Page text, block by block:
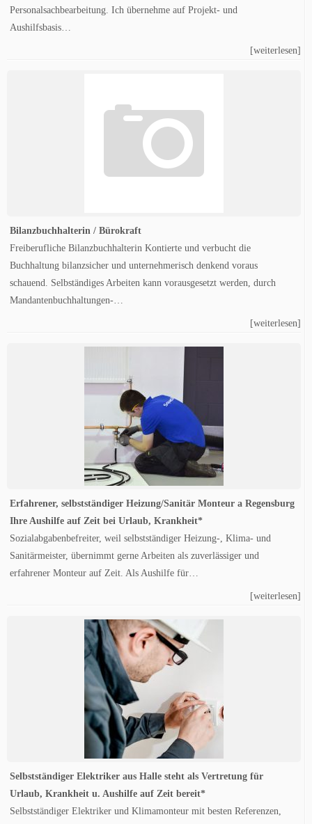
Personalsachbearbeitung. Ich übernehme auf Projekt- und
Aushilfsbasis…
[weiterlesen]
Bilanzbuchhalterin / Bürokraft
Freiberufliche Bilanzbuchhalterin Kontierte und verbucht die
Buchhaltung bilanzsicher und unternehmerisch denkend voraus
schauend. Selbständiges Arbeiten kann vorausgesetzt werden, durch
Mandantenbuchhaltungen-…
[weiterlesen]
Erfahrener, selbstständiger Heizung/Sanitär Monteur a Regensburg
Ihre Aushilfe auf Zeit bei Urlaub, Krankheit*
Sozialabgabenbefreiter, weil selbstständiger Heizung-, Klima- und
Sanitärmeister, übernimmt gerne Arbeiten als zuverlässiger und
erfahrener Monteur auf Zeit. Als Aushilfe für…
[weiterlesen]
Selbstständiger Elektriker aus Halle steht als Vertretung für
Urlaub, Krankheit u. Aushilfe auf Zeit bereit*
Selbstständiger Elektriker und Klimamonteur mit besten Referenzen,